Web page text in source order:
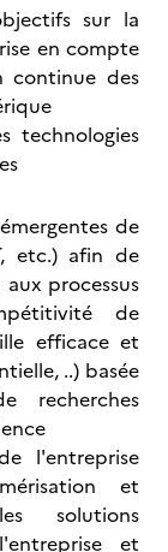
sur la
en compte
continue des
technologies
de
etc.) afin de
processus
de
efficace et
..) basée
recherches
l'entreprise
et
solutions
et